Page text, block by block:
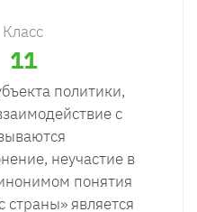
Класс
11
политики,
с
неучастие в
понятия
страны» является